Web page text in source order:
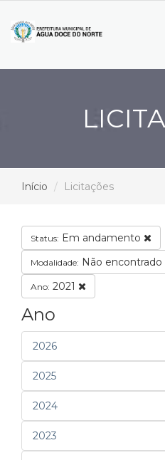
Início Licitações
Status: Em andamento
Modalidade: Não encontrado
Ano: 2021
Ano
2026
2025
2024
2023